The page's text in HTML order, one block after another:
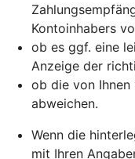
Kontoinhabers
ob es ggf. eine
Anzeige der
ob die von
abweichen.
Wenn die
mit Ihren